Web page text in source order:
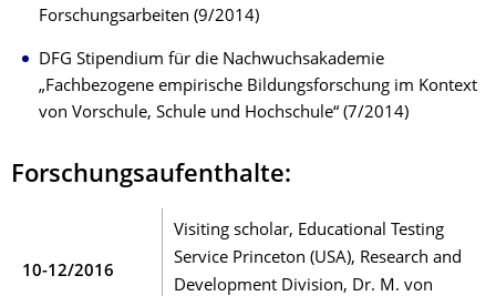
Forschungsarbeiten (9/2014)
DFG Stipendium für die Nachwuchsakademie
„Fachbezogene empirische Bildungsforschung im Kontext
von Vorschule, Schule und Hochschule“ (7/2014)
Forschungsaufenthalte:
10-12/2016
Visiting scholar, Educational Testing
Service Princeton (USA), Research and
Development Division, Dr. M. von